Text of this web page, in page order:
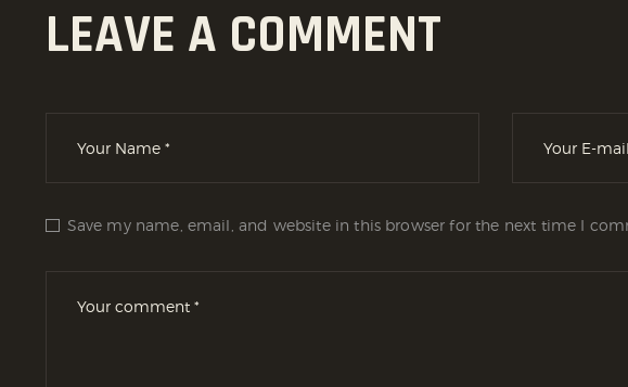
LEAVE A COMMENT
Save my name, email, and website in this browser for the next time I